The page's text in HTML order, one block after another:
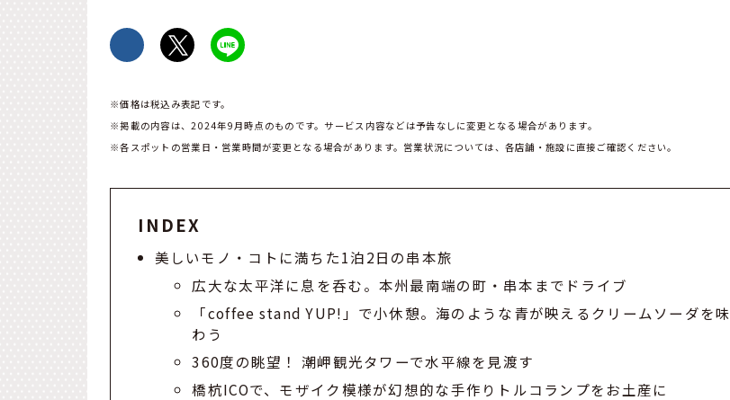
※価格は税込み表記です。
※掲載の内容は、2024年9月時点のものです。サービス内容などは予告なしに変更となる場合があります。
※各スポットの営業日・営業時間が変更となる場合があります。営業状況については、各店舗・施設に直接ご確認ください。
INDEX
美しいモノ・コトに満ちた1泊2日の串本旅
広大な太平洋に息を呑む。本州最南端の町・串本までドライブ
「coffee stand YUP!」で小休憩。海のような青が映えるクリームソーダを味
わう
360度の眺望！ 潮岬観光タワーで水平線を見渡す
橋杭ICOで、モザイク模様が幻想的な手作りトルコランプをお土産に